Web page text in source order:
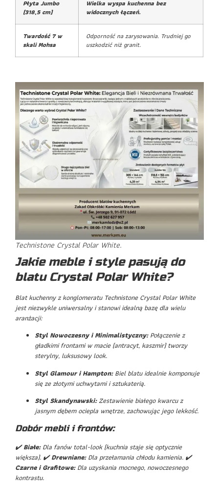
Płyta Jumbo
(318,5 cm)
Wielka wyspa kuchenna bez
widocznych łączeń.
Twardość 7 w
skali Mohsa
Odporność na zarysowania. Trudniej go
uszkodzić niż granit.
Technistone Crystal Polar White.
Jakie meble i style pasują do
blatu Crystal Polar White?
Blat kuchenny z konglomeratu Technistone Crystal Polar White
jest niezwykle uniwersalny i stanowi idealną bazę dla wielu
aranżacji:
Styl Nowoczesny i Minimalistyczny:Połączenie z
gładkimi frontami w macie (antracyt, kaszmir) tworzy
sterylny, luksusowy look.
Styl Glamour i Hampton:Biel blatu idealnie komponuje
się ze złotymi uchwytami i sztukaterią.
Styl Skandynawski:Zestawienie białego kwarcu z
jasnym dębem ociepla wnętrze, zachowując jego lekkość.
Dobór mebli i frontów:
✔️Białe:Dla fanów total-look (kuchnia staje się optycznie
większa). ✔️Drewniane:Dla przełamania chłodu kamienia. ✔️
Czarne i Grafitowe:Dla uzyskania mocnego, nowoczesnego
kontrastu.